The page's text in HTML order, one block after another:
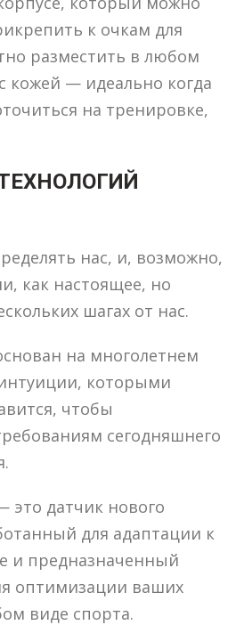
к очкам для
разместить в любом
кожей — идеально когда
на тренировке,
нас, и, возможно,
как настоящее, но
шагах от нас.
на многолетнем
которыми
чтобы
сегодняшнего
это датчик нового
для адаптации к
и предназначенный
оптимизации ваших
виде спорта.